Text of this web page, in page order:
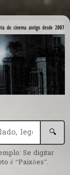
🔍
Se digitar
é “Paixões”.